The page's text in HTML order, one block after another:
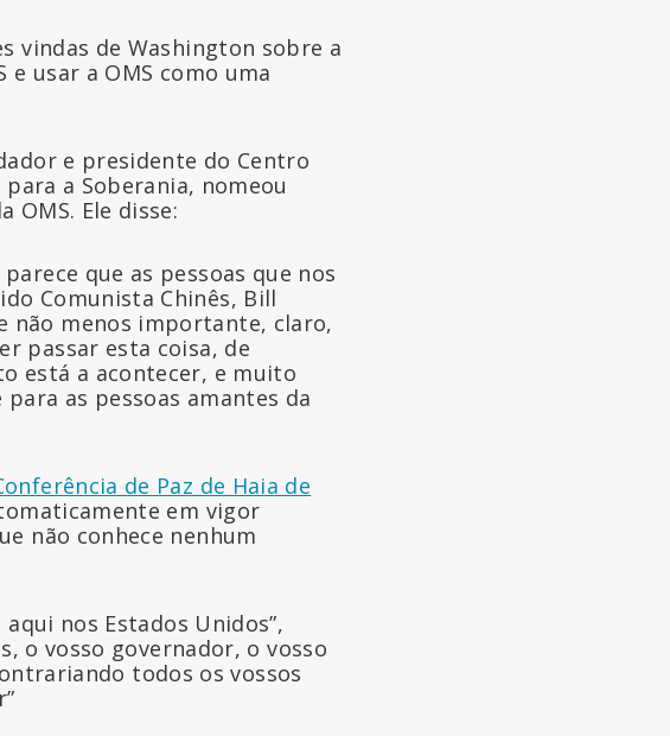
vindas de Washington sobre a
usar a OMS como uma
e presidente do Centro
a Soberania, nomeou
Ele disse:
que as pessoas que nos
Comunista Chinês, Bill
não menos importante, claro,
passar esta coisa, de
está a acontecer, e muito
as pessoas amantes da
de Paz de Haia de
em vigor
não conhece nenhum
nos Estados Unidos”,
o vosso governador, o vosso
todos os vossos